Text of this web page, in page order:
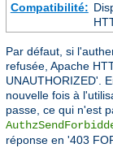
Compatibilité:
Par défaut, si
refusée, Apache
UNAUTHORIZED'.
nouvelle fois à
passe, ce qui n'est
réponse en '403